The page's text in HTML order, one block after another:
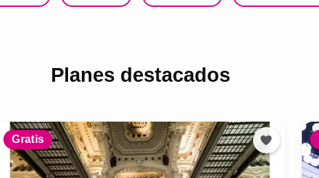
Planes destacados
Gratis